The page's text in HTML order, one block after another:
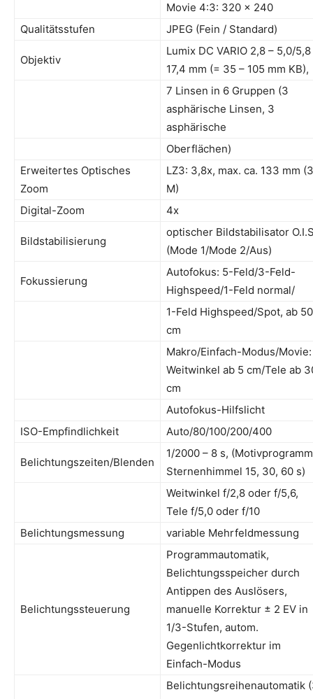
Movie 4:3: 320 x 240
Qualitätsstufen
JPEG (Fein / Standard)
Objektiv
Lumix DC VARIO 2,8 – 5,0/5,8
17,4 mm (= 35 – 105 mm KB),
7 Linsen in 6 Gruppen (3
asphärische Linsen, 3
asphärische
Oberflächen)
Erweitertes Optisches
Zoom
LZ3: 3,8x, max. ca. 133 mm (3
M)
Digital-Zoom
4x
Bildstabilisierung
optischer Bildstabilisator
(Mode 1/Mode 2/Aus)
Fokussierung
Autofokus: 5-Feld/3-Feld-
Highspeed/1-Feld normal/
1-Feld Highspeed/Spot, ab 50
cm
Makro/Einfach-Modus/Movie:
Weitwinkel ab 5 cm/Tele ab
cm
Autofokus-Hilfslicht
ISO-Empfindlichkeit
Auto/80/100/200/400
Belichtungszeiten/Blenden
1/2000 – 8 s, (Motivprogramm
Sternenhimmel 15, 30, 60 s)
Weitwinkel f/2,8 oder f/5,6,
Tele f/5,0 oder f/10
Belichtungsmessung
variable Mehrfeldmessung
Belichtungssteuerung
Programmautomatik,
Belichtungsspeicher durch
Antippen des Auslösers,
manuelle Korrektur ± 2 EV in
1/3-Stufen, autom.
Gegenlichtkorrektur im
Einfach-Modus
Belichtungsreihenautomatik